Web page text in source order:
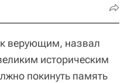
верующим, назвал
историческим
покинуть память